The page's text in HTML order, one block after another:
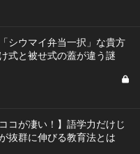
シウマイ弁当一択」な貴方
式と被せ式の蓋が違う謎
コが凄い！】語学力だけじ
抜群に伸びる教育法とは